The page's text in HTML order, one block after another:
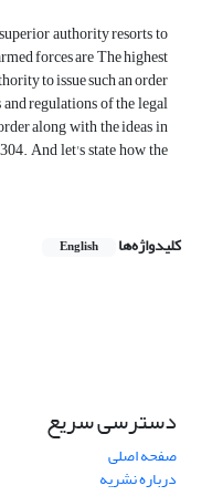
authority resorts to
forces are The highest
to issue such an order
regulations of the legal
along with the ideas in
And let's state how the
کلیدواژه‌ها English
دسترسی سریع
صفحه اصلی
درباره نشریه